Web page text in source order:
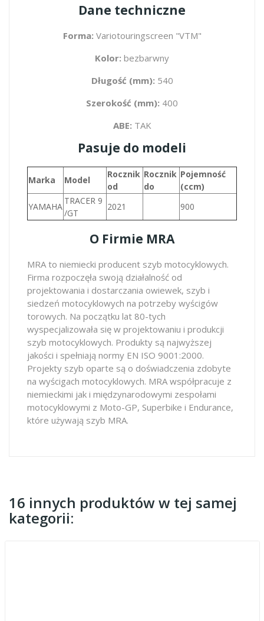
Dane techniczne
Forma: Variotouringscreen "VTM"
Kolor: bezbarwny
Długość (mm): 540
Szerokość (mm): 400
ABE: TAK
Pasuje do modeli
Marka Model
Rocznik
od
Rocznik
do
Pojemność
(ccm)
YAMAHA
TRACER 9
/GT
2021 900
O Firmie MRA
MRA to niemiecki producent szyb motocyklowych.
Firma rozpoczęła swoją działalność od
projektowania i dostarczania owiewek, szyb i
siedzeń motocyklowych na potrzeby wyścigów
torowych. Na początku lat 80-tych
wyspecjalizowała się w projektowaniu i produkcji
szyb motocyklowych. Produkty są najwyższej
jakości i spełniają normy EN ISO 9001:2000.
Projekty szyb oparte są o doświadczenia zdobyte
na wyścigach motocyklowych. MRA współpracuje z
niemieckimi jak i międzynarodowymi zespołami
motocyklowymi z Moto-GP, Superbike i Endurance,
które używają szyb MRA.
16 innych produktów w tej samej
kategorii: